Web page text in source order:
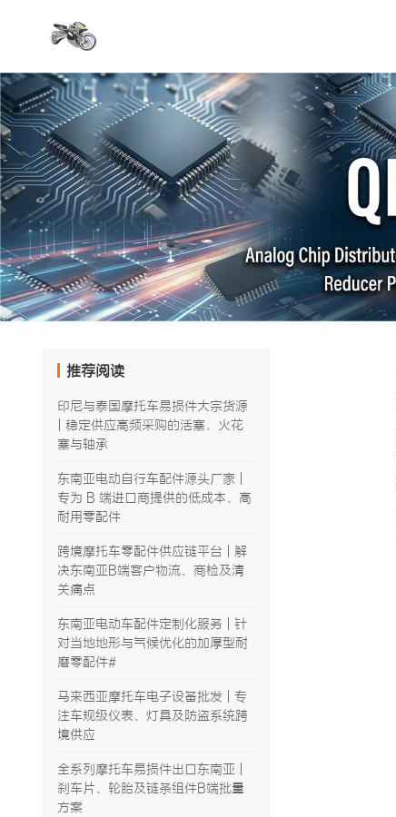
推荐阅读
印尼与泰国摩托车易损件大宗货源
| 稳定供应高频采购的活塞、火花
塞与轴承
东南亚电动自行车配件源头厂家 |
专为 B 端进口商提供的低成本、高
耐用零配件
跨境摩托车零配件供应链平台 | 解
决东南亚B端客户物流、商检及清
关痛点
东南亚电动车配件定制化服务 | 针
对当地地形与气候优化的加厚型耐
磨零配件#
马来西亚摩托车电子设备批发 | 专
注车规级仪表、灯具及防盗系统跨
境供应
全系列摩托车易损件出口东南亚 |
刹车片、轮胎及链条组件B端批量
方案